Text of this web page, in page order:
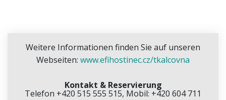
Weitere Informationen finden Sie auf unseren
Webseiten: www.efihostinec.cz/tkalcovna
Kontakt & Reservierung
Telefon +420 515 555 515, Mobil: +420 604 711